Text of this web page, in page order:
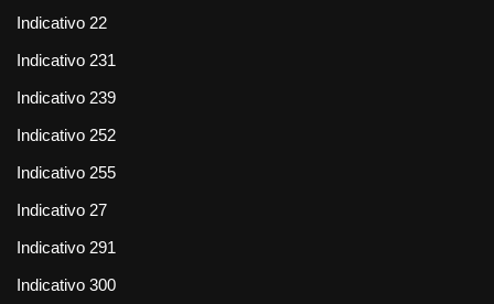
Indicativo 22
Indicativo 231
Indicativo 239
Indicativo 252
Indicativo 255
Indicativo 27
Indicativo 291
Indicativo 300